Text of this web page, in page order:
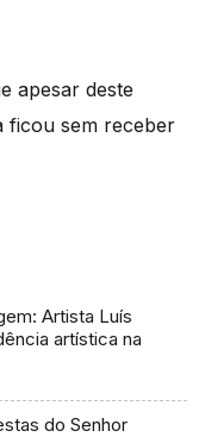
apesar deste
ficou sem receber
Artista Luís
artística na
do Senhor